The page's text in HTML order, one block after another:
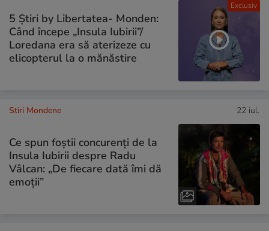
Exclusiv
5 Știri by Libertatea- Monden:
Când începe „Insula Iubirii”/
Loredana era să aterizeze cu
elicopterul la o mănăstire
Stiri Mondene 22 iul.
Ce spun foștii concurenți de la
Insula Iubirii despre Radu
Vâlcan: „De fiecare dată îmi dă
emoții”